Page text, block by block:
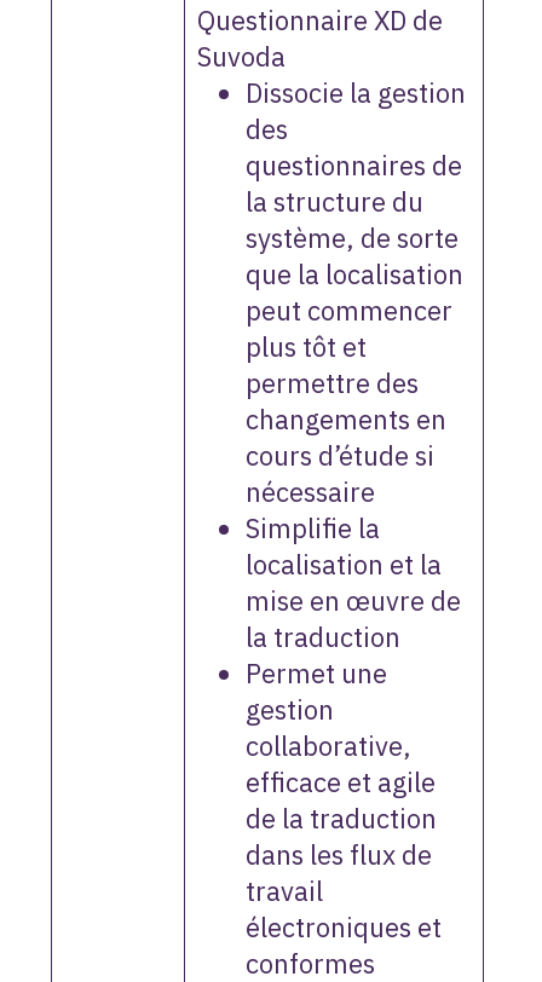
Questionnaire XD de
Suvoda
Dissocie la gestion
des
questionnaires de
la structure du
système, de sorte
que la localisation
peut commencer
plus tôt et
permettre des
changements en
cours d’étude si
nécessaire
Simplifie la
localisation et la
mise en œuvre de
la traduction
Permet une
gestion
collaborative,
efficace et agile
de la traduction
dans les flux de
travail
électroniques et
conformes